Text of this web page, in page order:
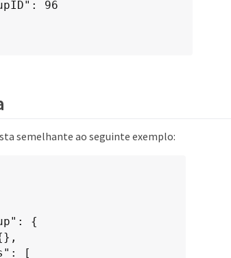
semelhante ao seguinte exemplo: